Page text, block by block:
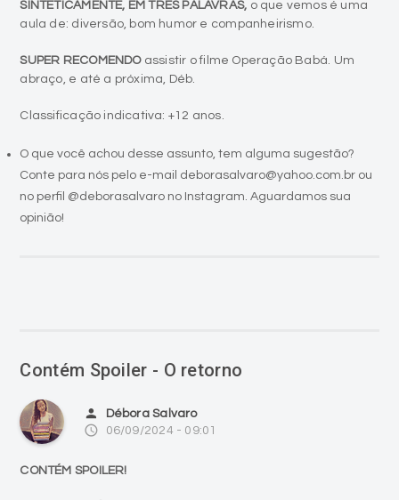
SINTETICAMENTE, EM TRÊS PALAVRAS, o que vemos é uma
aula de: diversão, bom humor e companheirismo.
SUPER RECOMENDO assistir o filme Operação Babá. Um
abraço, e até a próxima, Déb.
Classificação indicativa: +12 anos.
O que você achou desse assunto, tem alguma sugestão?
Conte para nós pelo e-mail deborasalvaro@yahoo.com.br ou
no perfil @deborasalvaro no Instagram. Aguardamos sua
opinião!
Contém Spoiler - O retorno
person Débora Salvaro
access_time 06/09/2024 - 09:01
CONTÉM SPOILER!